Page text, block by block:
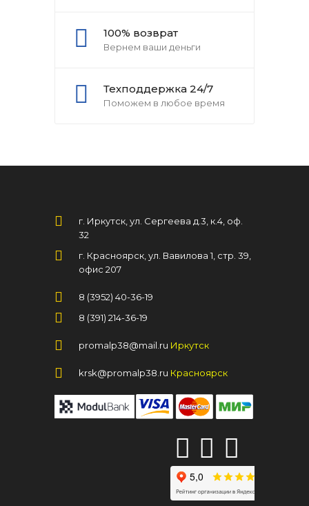
100% возврат
Вернем ваши деньги
Техподдержка 24/7
Поможем в любое время
г. Иркутск, ул. Сергеева д.3, к.4, оф.
32
г. Красноярск, ул. Вавилова 1, стр. 39,
офис 207
8 (3952) 40-36-19
8 (391) 214-36-19
promalp38@mail.ru Иркутск
krsk@promalp38.ru Красноярск